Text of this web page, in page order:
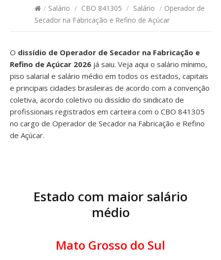
/ Salário / CBO 841305 / Salário / Operador de
Secador na Fabricação e Refino de Açúcar
O dissídio de Operador de Secador na Fabricação e
Refino de Açúcar 2026 já saiu. Veja aqui o salário mínimo,
piso salarial e salário médio em todos os estados, capitais
e principais cidades brasileiras de acordo com a convenção
coletiva, acordo coletivo ou dissídio do sindicato de
profissionais registrados em carteira com o CBO 841305
no cargo de Operador de Secador na Fabricação e Refino
de Açúcar.
Estado com maior salário
médio
Mato Grosso do Sul